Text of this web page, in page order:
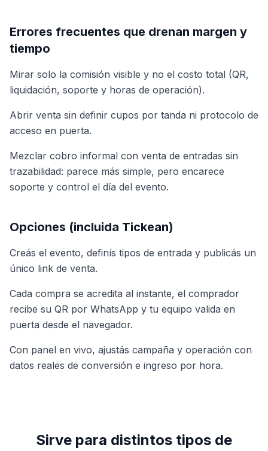
Errores frecuentes que drenan margen y
tiempo
Mirar solo la comisión visible y no el costo total (QR,
liquidación, soporte y horas de operación).
Abrir venta sin definir cupos por tanda ni protocolo de
acceso en puerta.
Mezclar cobro informal con venta de entradas sin
trazabilidad: parece más simple, pero encarece
soporte y control el día del evento.
Opciones (incluida Tickean)
Creás el evento, definís tipos de entrada y publicás un
único link de venta.
Cada compra se acredita al instante, el comprador
recibe su QR por WhatsApp y tu equipo valida en
puerta desde el navegador.
Con panel en vivo, ajustás campaña y operación con
datos reales de conversión e ingreso por hora.
Sirve para distintos tipos de